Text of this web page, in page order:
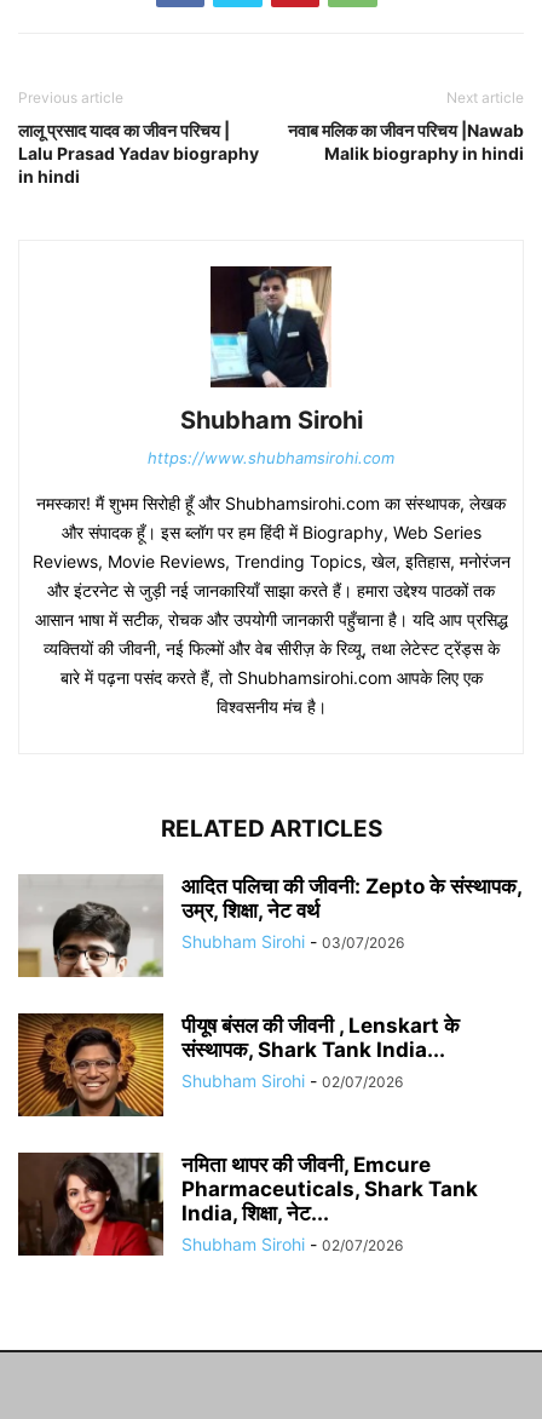
Previous article
लालू प्रसाद यादव का जीवन परिचय |
Lalu Prasad Yadav biography
in hindi
Next article
नवाब मलिक का जीवन परिचय |Nawab
Malik biography in hindi
Shubham Sirohi
https://www.shubhamsirohi.com
नमस्कार! मैं शुभम सिरोही हूँ और Shubhamsirohi.com का संस्थापक, लेखक
और संपादक हूँ। इस ब्लॉग पर हम हिंदी में Biography, Web Series
Reviews, Movie Reviews, Trending Topics, खेल, इतिहास, मनोरंजन
और इंटरनेट से जुड़ी नई जानकारियाँ साझा करते हैं। हमारा उद्देश्य पाठकों तक
आसान भाषा में सटीक, रोचक और उपयोगी जानकारी पहुँचाना है। यदि आप प्रसिद्ध
व्यक्तियों की जीवनी, नई फिल्मों और वेब सीरीज़ के रिव्यू, तथा लेटेस्ट ट्रेंड्स के
बारे में पढ़ना पसंद करते हैं, तो Shubhamsirohi.com आपके लिए एक
विश्वसनीय मंच है।
RELATED ARTICLES
आदित पलिचा की जीवनी: Zepto के संस्थापक,
उम्र, शिक्षा, नेट वर्थ
Shubham Sirohi - 03/07/2026
पीयूष बंसल की जीवनी , Lenskart के
संस्थापक, Shark Tank India...
Shubham Sirohi - 02/07/2026
नमिता थापर की जीवनी, Emcure
Pharmaceuticals, Shark Tank
India, शिक्षा, नेट...
Shubham Sirohi - 02/07/2026